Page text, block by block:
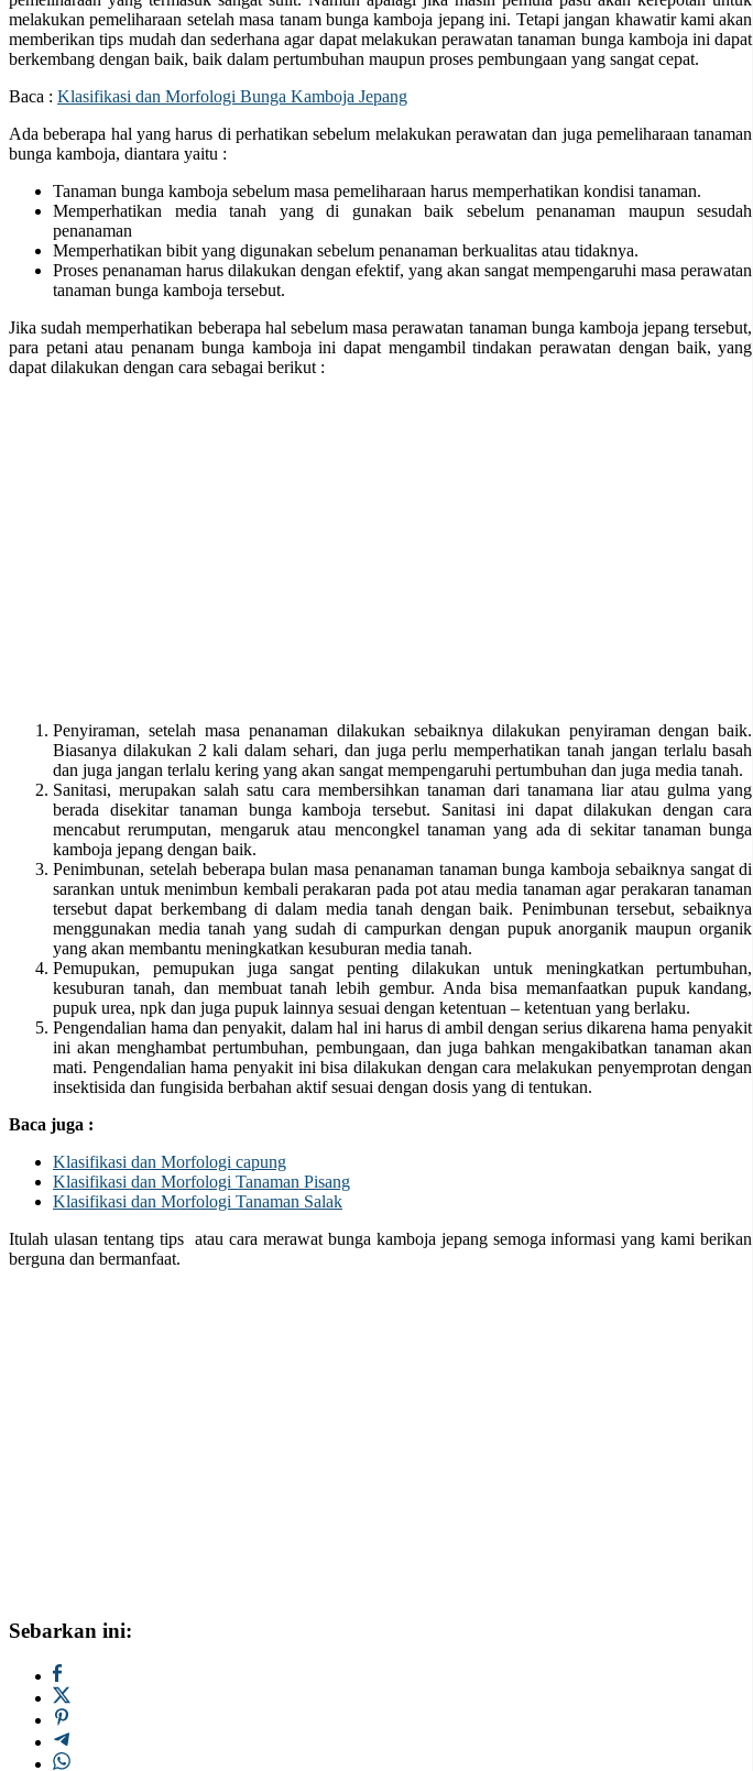
melakukan pemeliharaan setelah masa tanam bunga kamboja jepang ini. Tetapi jangan khawatir kami akan
memberikan tips mudah dan sederhana agar dapat melakukan perawatan tanaman bunga kamboja ini dapat
berkembang dengan baik, baik dalam pertumbuhan maupun proses pembungaan yang sangat cepat.
Baca : Klasifikasi dan Morfologi Bunga Kamboja Jepang
Ada beberapa hal yang harus di perhatikan sebelum melakukan perawatan dan juga pemeliharaan tanaman
bunga kamboja, diantara yaitu :
Tanaman bunga kamboja sebelum masa pemeliharaan harus memperhatikan kondisi tanaman.
Memperhatikan media tanah yang di gunakan baik sebelum penanaman maupun sesudah
penanaman
Memperhatikan bibit yang digunakan sebelum penanaman berkualitas atau tidaknya.
Proses penanaman harus dilakukan dengan efektif, yang akan sangat mempengaruhi masa perawatan
tanaman bunga kamboja tersebut.
Jika sudah memperhatikan beberapa hal sebelum masa perawatan tanaman bunga kamboja jepang tersebut,
para petani atau penanam bunga kamboja ini dapat mengambil tindakan perawatan dengan baik, yang
dapat dilakukan dengan cara sebagai berikut :
Penyiraman, setelah masa penanaman dilakukan sebaiknya dilakukan penyiraman dengan baik.
Biasanya dilakukan 2 kali dalam sehari, dan juga perlu memperhatikan tanah jangan terlalu basah
dan juga jangan terlalu kering yang akan sangat mempengaruhi pertumbuhan dan juga media tanah.
Sanitasi, merupakan salah satu cara membersihkan tanaman dari tanamana liar atau gulma yang
berada disekitar tanaman bunga kamboja tersebut. Sanitasi ini dapat dilakukan dengan cara
mencabut rerumputan, mengaruk atau mencongkel tanaman yang ada di sekitar tanaman bunga
kamboja jepang dengan baik.
Penimbunan, setelah beberapa bulan masa penanaman tanaman bunga kamboja sebaiknya sangat di
sarankan untuk menimbun kembali perakaran pada pot atau media tanaman agar perakaran tanaman
tersebut dapat berkembang di dalam media tanah dengan baik. Penimbunan tersebut, sebaiknya
menggunakan media tanah yang sudah di campurkan dengan pupuk anorganik maupun organik
yang akan membantu meningkatkan kesuburan media tanah.
Pemupukan, pemupukan juga sangat penting dilakukan untuk meningkatkan pertumbuhan,
kesuburan tanah, dan membuat tanah lebih gembur. Anda bisa memanfaatkan pupuk kandang,
pupuk urea, npk dan juga pupuk lainnya sesuai dengan ketentuan – ketentuan yang berlaku.
Pengendalian hama dan penyakit, dalam hal ini harus di ambil dengan serius dikarena hama penyakit
ini akan menghambat pertumbuhan, pembungaan, dan juga bahkan mengakibatkan tanaman akan
mati. Pengendalian hama penyakit ini bisa dilakukan dengan cara melakukan penyemprotan dengan
insektisida dan fungisida berbahan aktif sesuai dengan dosis yang di tentukan.
Baca juga :
Klasifikasi dan Morfologi capung
Klasifikasi dan Morfologi Tanaman Pisang
Klasifikasi dan Morfologi Tanaman Salak
Itulah ulasan tentang tips atau cara merawat bunga kamboja jepang semoga informasi yang kami berikan
berguna dan bermanfaat.
Sebarkan ini: